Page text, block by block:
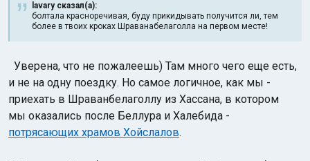
lavary сказал(а):
болтала красноречивая, буду прикидывать получится ли, тем
более в твоих кроках Шраванабелаголла на первом месте!
Уверена, что не пожалеешь) Там много чего еще есть,
и не на одну поездку. Но самое логичное, как мы -
приехать в Шраванбелаголлу из Хассана, в котором
мы оказались после Беллура и Халебида -
потрясающих храмов Хойслалов.